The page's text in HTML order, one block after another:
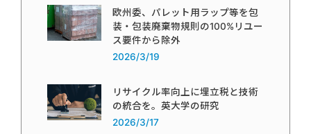
欧州委、パレット用ラップ等を包
装・包装廃棄物規則の100%リユー
ス要件から除外
2026/3/19
リサイクル率向上に埋立税と技術
の統合を。英大学の研究
2026/3/17